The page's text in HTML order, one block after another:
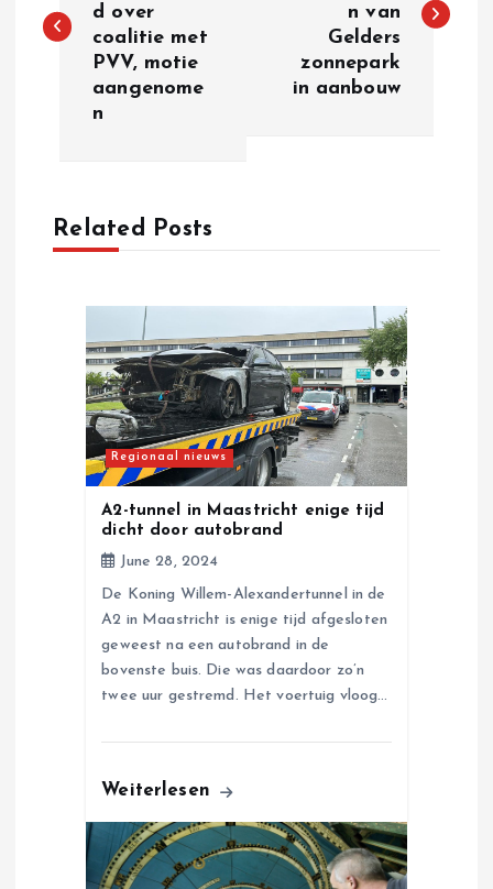
s
v
d over
coalitie met
PVV, motie
aangenome
n
n van
Gelders
zonnepark
in aanbouw
Related Posts
Regionaal nieuws
A2-tunnel in Maastricht enige tijd
dicht door autobrand
June 28, 2024
De Koning Willem-Alexandertunnel in de
A2 in Maastricht is enige tijd afgesloten
geweest na een autobrand in de
bovenste buis. Die was daardoor zo’n
twee uur gestremd. Het voertuig vloog…
Weiterlesen